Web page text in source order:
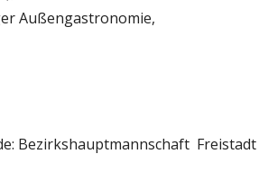
Außengastronomie,
Bezirkshauptmannschaft Freistadt